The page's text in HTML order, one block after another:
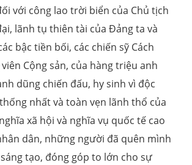
với công lao trời biển của Chủ tịch
lãnh tụ thiên tài của Đảng ta và
bậc tiền bối, các chiến sỹ Cách
Cộng sản, của hàng triệu anh
dũng chiến đấu, hy sinh vì độc
nhất và toàn vẹn lãnh thổ của
xã hội và nghĩa vụ quốc tế cao
dân, những người đã quên mình
tạo, đóng góp to lớn cho sự